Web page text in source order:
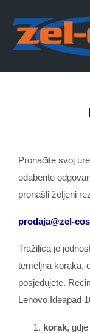
Pronađite svoj
odaberite
pronašli željeni
prodaja@zel-
Tražilica je
temeljna koraka,
posjedujete.
Lenovo Ideapad
korak,